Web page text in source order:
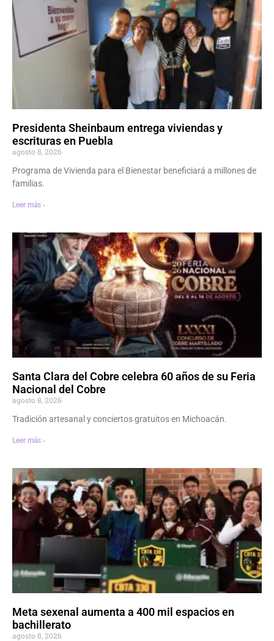
Presidenta Sheinbaum entrega viviendas y
escrituras en Puebla
agosto 8, 2026
Programa de Vivienda para el Bienestar beneficiará a millones de
familias.
Leer más ›
Santa Clara del Cobre celebra 60 años de su Feria
Nacional del Cobre
agosto 8, 2026
Tradición artesanal y conciertos gratuitos en Michoacán.
Leer más ›
Meta sexenal aumenta a 400 mil espacios en
bachillerato
agosto 8, 2026